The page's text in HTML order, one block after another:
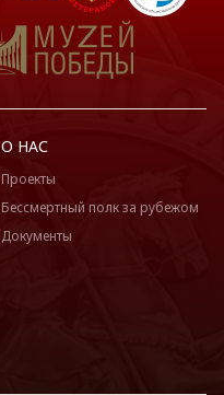
О НАС
Проекты
Бессмертный полк за рубежом
Документы